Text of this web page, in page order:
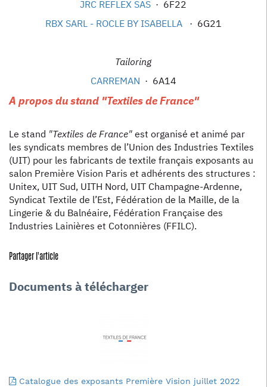
JRC REFLEX SAS · 6F22
RBX SARL - ROCLE BY ISABELLA· 6G21
Tailoring
CARREMAN · 6A14
A propos du stand "Textiles de France"
Le stand "Textiles de France" est organisé et animé par
les syndicats membres de l’Union des Industries Textiles
(UIT) pour les fabricants de textile français exposants au
salon Première Vision Paris et adhérents des structures :
Unitex, UIT Sud, UITH Nord, UIT Champagne-Ardenne,
Syndicat Textile de l’Est, Fédération de la Maille, de la
Lingerie & du Balnéaire, Fédération Française des
Industries Lainières et Cotonnières (FFILC).
Partager l'article
Documents à télécharger
Catalogue des exposants Première Vision juillet 2022